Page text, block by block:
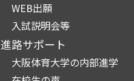
WEB出願
入試説明会等
進路サポート
大阪体育大学の内部進学